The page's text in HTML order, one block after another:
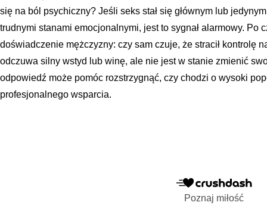
się na ból psychiczny? Jeśli seks stał się głównym lub
trudnymi stanami emocjonalnymi, jest to sygnał alarmowy. Po
doświadczenie mężczyzny: czy sam czuje, że stracił kontrolę
odczuwa silny wstyd lub winę, ale nie jest w stanie zmienić
odpowiedź może pomóc rozstrzygnąć, czy chodzi o wysoki
profesjonalnego wsparcia.
Poznaj miłość